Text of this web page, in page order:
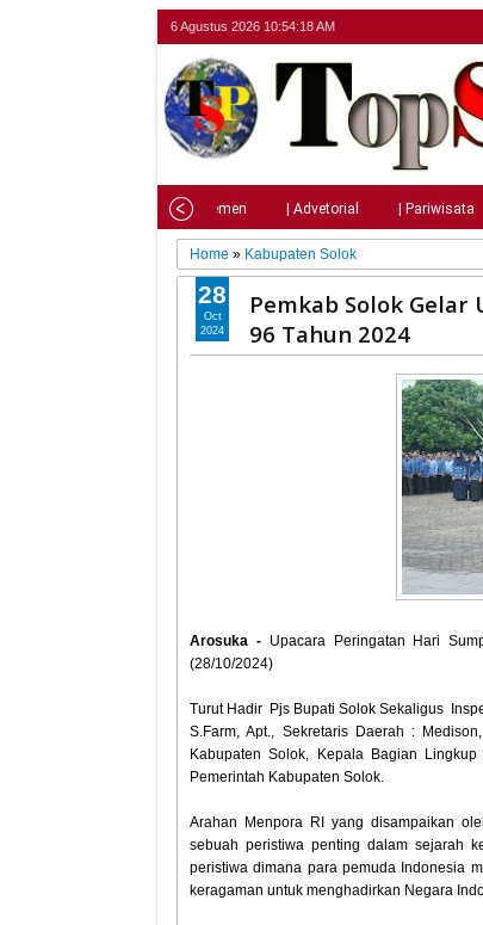
6 Agustus 2026 10:54:19 AM
| Parlemen | Advetorial | Pariwisata
Home » Kabupaten Solok
Pemkab Solok
96 Tahun 2024
Arosuka -Upacara Peringatan Hari
(28/10/2024)
Turut Hadir Pjs Bupati Solok Sekaligus
S.Farm, Apt., Sekretaris Daerah :
Kabupaten Solok, Kepala Bagian
Pemerintah Kabupaten Solok.
Arahan Menpora RI yang disampaikan
sebuah peristiwa penting dalam sejarah
peristiwa dimana para pemuda Indonesia
keragaman untuk menghadirkan Negara
28
Oct
2024